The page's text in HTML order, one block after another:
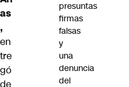
as
,
en
tre
gó
de
presuntas
firmas
falsas
y
una
denuncia
del